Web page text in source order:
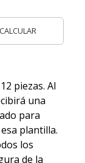
CALCULAR
piezas. Al
una
para
plantilla.
los
de la